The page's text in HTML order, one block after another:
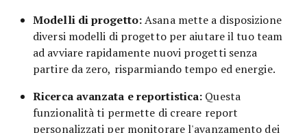
Modelli di progetto: Asana mette a disposizione
diversi modelli di progetto per aiutare il tuo team
ad avviare rapidamente nuovi progetti senza
partire da zero, risparmiando tempo ed energie.
Ricerca avanzata e reportistica: Questa
funzionalità ti permette di creare report
personalizzati per monitorare l'avanzamento dei